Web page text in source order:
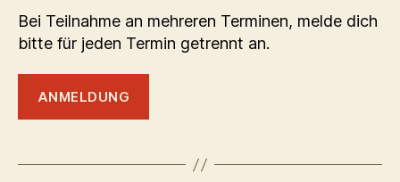
Bei Teilnahme an mehreren Terminen, melde dich
bitte für jeden Termin getrennt an.
ANMELDUNG